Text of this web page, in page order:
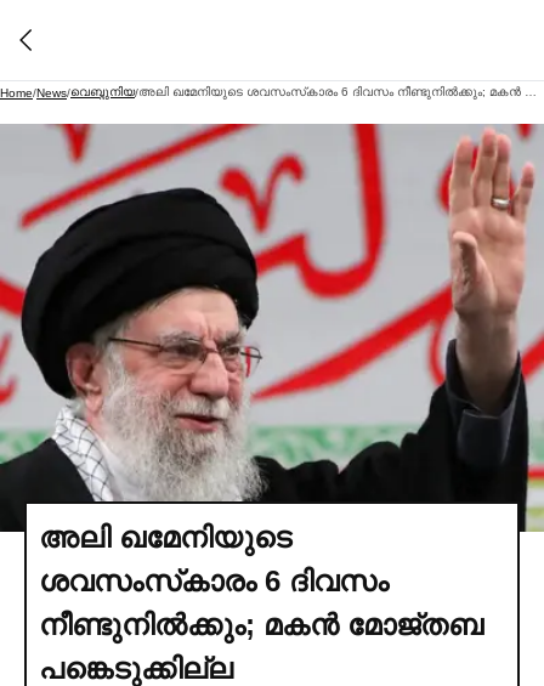
Home/News/വെബ്ദുനിയ/
അലി ഖമേനിയുടെ
ശവസംസ്‌കാരം 6 ദിവസം
നീണ്ടുനില്‍ക്കും; മകന്‍ മോജ്തബ
പങ്കെടുക്കില്ല